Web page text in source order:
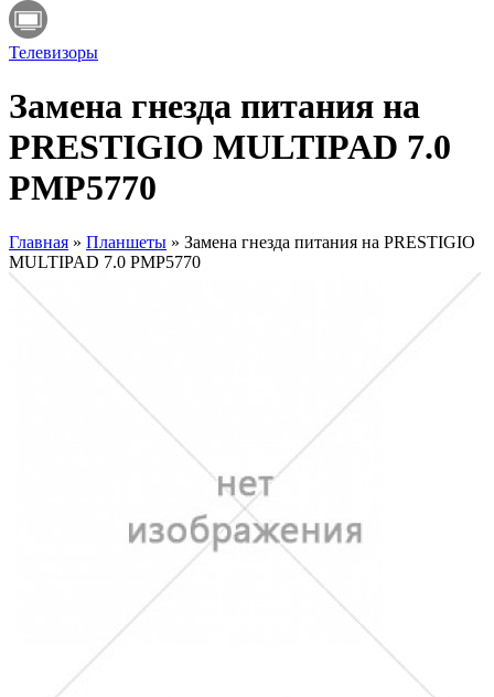
Телевизоры
Замена гнезда питания на
PRESTIGIO MULTIPAD 7.0
PMP5770
Главная » Планшеты » Замена гнезда питания на PRESTIGIO
MULTIPAD 7.0 PMP5770